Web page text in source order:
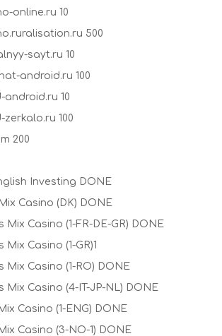
online.ru 10
500
sayt.ru 10
android.ru 100
android.ru 10
100
200
Investing DONE
Casino (DK) DONE
Mix Casino (1-FR-DE-GR) DONE
Mix Casino (1-GR)1
Mix Casino (1-RO) DONE
Mix Casino (4-IT-JP-NL) DONE
Casino (1-ENG) DONE
Casino (3-NO-1) DONE